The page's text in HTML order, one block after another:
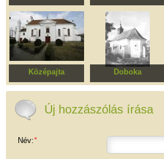
Erődített evangélikus
templomegyüttes
Szenterzsébet
városrész, Szent
András erődített
evangélikus
templomegyüttese
Középajta
Református templom
Doboka
Református templom
Új hozzászólás írása
Név:*